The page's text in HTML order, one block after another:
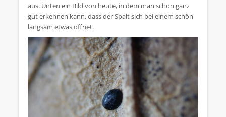
aus. Unten ein Bild von heute, in dem man schon ganz
gut erkennen kann, dass der Spalt sich bei einem schön
langsam etwas öffnet.